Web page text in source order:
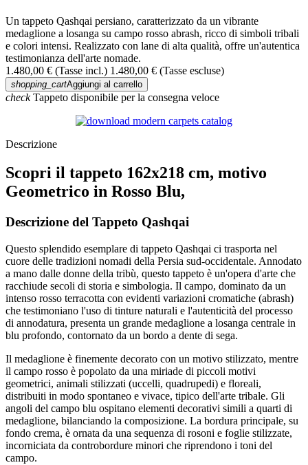
Un tappeto Qashqai persiano, caratterizzato da un vibrante
medaglione a losanga su campo rosso abrash, ricco di simboli tribali
e colori intensi. Realizzato con lane di alta qualità, offre un'autentica
testimonianza dell'arte nomade.
1.480,00 € (Tasse incl.) 1.480,00 € (Tasse escluse)
shopping_cartAggiungi al carrello
checkTappeto disponibile per la consegna veloce
Descrizione
Scopri il tappeto 162x218 cm, motivo
Geometrico in Rosso Blu,
Descrizione del Tappeto Qashqai
Questo splendido esemplare di tappeto Qashqai ci trasporta nel
cuore delle tradizioni nomadi della Persia sud-occidentale. Annodato
a mano dalle donne della tribù, questo tappeto è un'opera d'arte che
racchiude secoli di storia e simbologia. Il campo, dominato da un
intenso rosso terracotta con evidenti variazioni cromatiche (abrash)
che testimoniano l'uso di tinture naturali e l'autenticità del processo
di annodatura, presenta un grande medaglione a losanga centrale in
blu profondo, contornato da un bordo a dente di sega.
Il medaglione è finemente decorato con un motivo stilizzato, mentre
il campo rosso è popolato da una miriade di piccoli motivi
geometrici, animali stilizzati (uccelli, quadrupedi) e floreali,
distribuiti in modo spontaneo e vivace, tipico dell'arte tribale. Gli
angoli del campo blu ospitano elementi decorativi simili a quarti di
medaglione, bilanciando la composizione. La bordura principale, su
fondo crema, è ornata da una sequenza di rosoni e foglie stilizzate,
incorniciata da controbordure minori che riprendono i toni del
campo.